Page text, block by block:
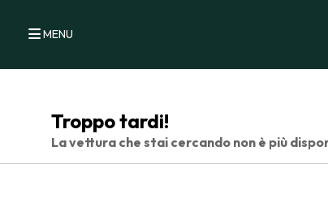
MENU
Troppo tardi!
La vettura che stai cercando non è più